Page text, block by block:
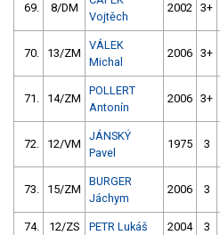
69. 8/DM
Vojtěch
2002 3+
70. 13/ZM
VÁLEK
Michal
2006 3+
71. 14/ZM
POLLERT
Antonín
2006 3+
72. 12/VM
JÁNSKÝ
Pavel
1975 3
73. 15/ZM
BURGER
Jáchym
2006 3
74. 12/ZS PETR Lukáš 2004 3